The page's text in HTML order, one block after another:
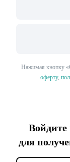
Нажимая кнопку
оферту,
Войдите
для